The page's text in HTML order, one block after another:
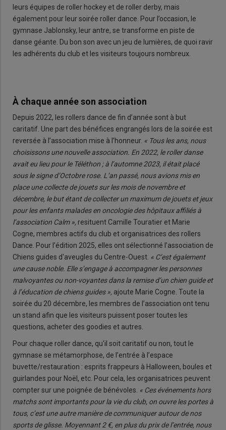
leurs équipes de roller hockey et de roller derby, mais
également pour leur soirée roller dance. Pour l’occasion, le
gymnase Jablonsky, leur antre, se transforme en piste de
danse géante. Du bon son avec un jeu de lumières, de quoi ravir
les adhérents du club et les visiteurs toujours nombreux.
À chaque année son association
Depuis 2022, les rollers dance de fin d’année sont à but
caritatif. Une part des bénéfices engrangés lors de la soirée est
reversée à l’association mise à l’honneur. « Tous les ans, nous
choisissons une nouvelle association. En 2022, le roller danse
avait eu lieu pour le Téléthon ; à l’automne 2023, il était placé
sous le signe d’Octobre rose. L’an passé, nous avions mis en
place une collecte de jouets sur les mois de novembre et
décembre, le but étant de collecter un maximum de jouets et jeux
pour les enfants malades en oncologie des hôpitaux affiliés à
l’association Calm », resituent Camille Touratier et Marie
Cogne, membres actifs du club et organisatrices des rollers
Dance. Pour l’édition 2025, elles ont sélectionné l’association de
Chiens guides d'aveugles du Centre-Ouest. « C’est également
une cause noble. Elle s’engage à accompagner les personnes
malvoyantes ou non-voyantes dans la remise d’un chien guide et
à l’éducation de chiens guides », ajoute Marie Cogne. Toute la
soirée du 20 décembre, les membres de l’association ont tenu
un stand afin que les visiteurs puissent poser toutes les
questions, acheter des goodies et autres.
Pour chaque roller dance, qu'il soit caritatif ou non, tout le
gymnase se métamorphose, de l’entrée à l’espace
buvette/restauration : esprits frappeurs à Halloween, boules et
guirlandes pour Noël, etc. Pour cela, les organisatrices peuvent
compter sur une poignée de bénévoles. « Ces événements hors
matchs sont importants pour la vie du club, on ouvre les portes à
tous, c’est une autre manière de communiquer autour de nos
sports de glisse. Moyennant 2 €, en plus du prix de l’entrée, nous